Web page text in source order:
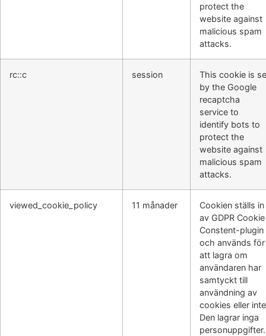
protect the
website against
malicious spam
attacks.
rc::c session
This cookie is
by the Google
recaptcha
service to
identify bots to
protect the
website against
malicious spam
attacks.
viewed_cookie_policy 11 månader
Cookien ställs in
av GDPR Cookie
Constent-plugin
och används för
att lagra om
användaren har
samtyckt till
användning av
cookies eller
Den lagrar inga
personuppgifter.